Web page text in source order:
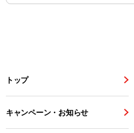
トップ
キャンペーン・お知らせ